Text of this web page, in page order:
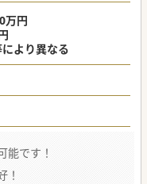
万円
より異なる
です！
！